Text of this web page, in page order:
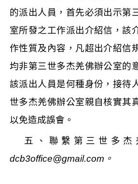
的派出人員，首先必須出示第
室所發之工作派出介紹信，該
作性質及內容，凡超出介紹信
均非第三世多杰羌佛辦公室的
該派出人員是何種身份，接待
世多杰羌佛辦公室親自核實其
以免造成誤會。
五、聯繫第三世多杰
dcb3office@gmail.com 。